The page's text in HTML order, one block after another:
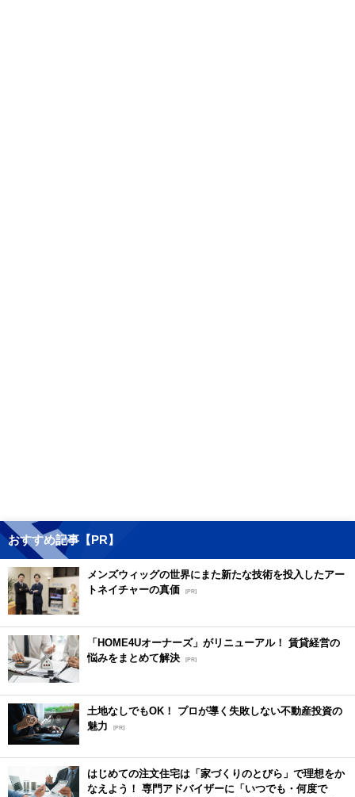
おすすめ記事【PR】
メンズウィッグの世界にまた新たな技術を投入したアー
トネイチャーの真価 [PR]
「HOME4Uオーナーズ」がリニューアル！ 賃貸経営の
悩みをまとめて解決 [PR]
土地なしでもOK！ プロが導く失敗しない不動産投資の
魅力
[PR]
はじめての注文住宅は「家づくりのとびら」で理想をか
なえよう！ 専門アドバイザーに「いつでも・何度で